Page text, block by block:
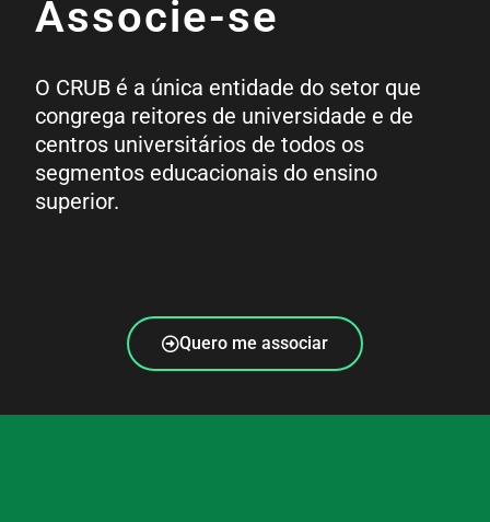
Associe-se
O CRUB é a única entidade do setor que
congrega reitores de universidade e de
centros universitários de todos os
segmentos educacionais do ensino
superior.
Quero me associar